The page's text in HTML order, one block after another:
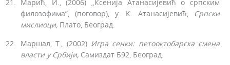
Марић, И., (2006) „Ксенија Атанасијевић о српским
филозофима”, (поговор), у: К. Атанасијевић,
Српски
мислиоци, Плато, Београд.
Маршал, Т., (2002) Игра сенки: петооктобарска смена
власти у Србији, Самиздат Б92, Београд.